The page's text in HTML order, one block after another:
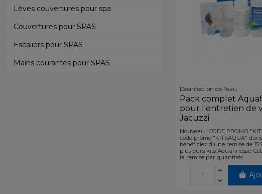
Désinfection de l'eau
Pack complet
pour l'entretien de
Jacuzzi
Nouveau : CODE PROMO
code promo "KITSAQUA"
bénéficiez d'une remise de
plusieurs kits Aquafinesse.
la remise par quantités.
Lèves couvertures pour spa
Couvertures pour SPAS
Escaliers pour SPAS
Mains courantes pour SPAS